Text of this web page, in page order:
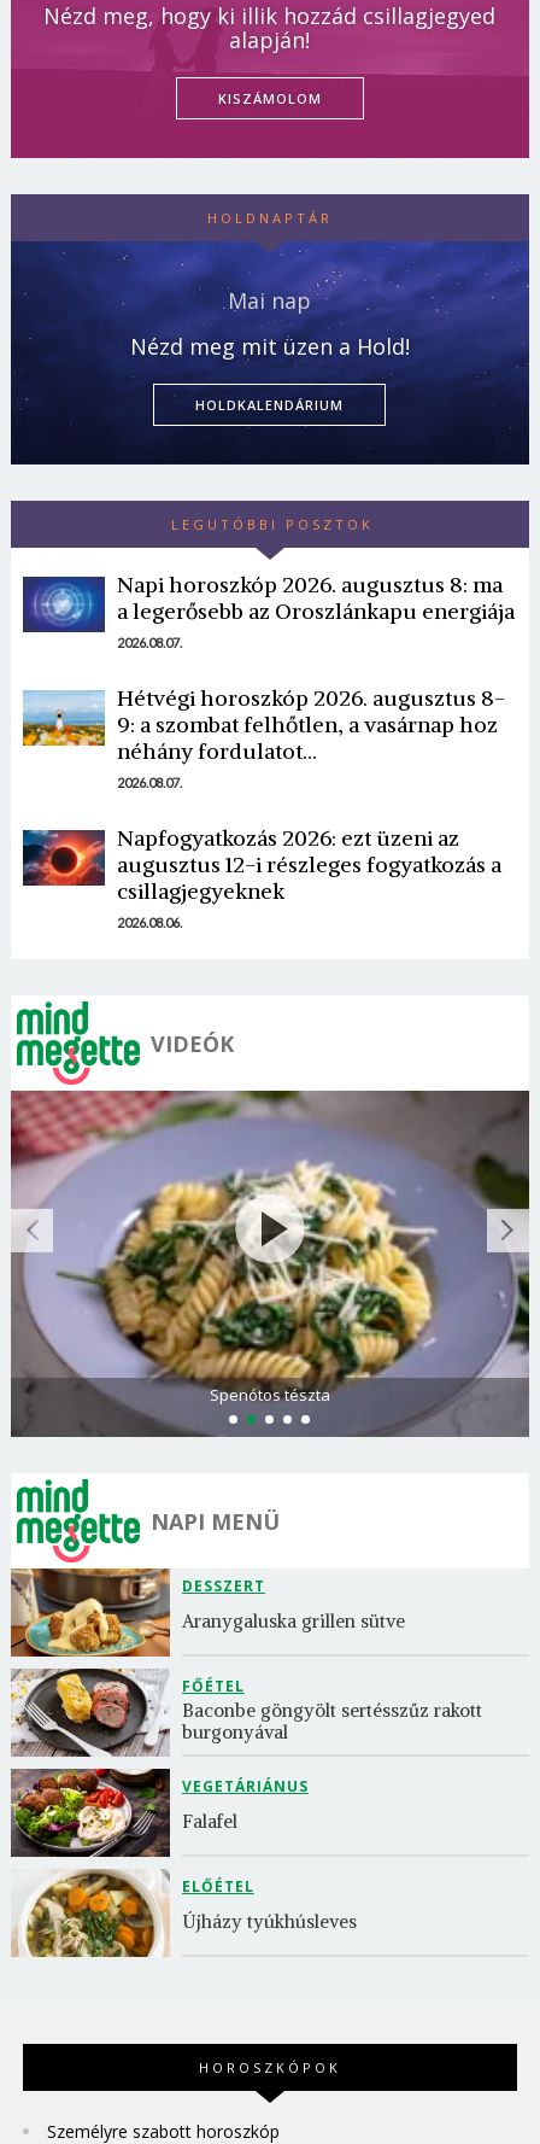
Nézd meg, hogy ki illik hozzád csillagjegyed
alapján!
KISZÁMOLOM
HOLDNAPTÁR
Mai nap
Nézd meg mit üzen a Hold!
HOLDKALENDÁRIUM
LEGUTÓBBI POSZTOK
Napi horoszkóp 2026. augusztus 8: ma
a legerősebb az Oroszlánkapu energiája
2026.08.07.
Hétvégi horoszkóp 2026. augusztus 8-
9: a szombat felhőtlen, a vasárnap hoz
néhány fordulatot…
2026.08.07.
Napfogyatkozás 2026: ezt üzeni az
augusztus 12-i részleges fogyatkozás a
csillagjegyeknek
2026.08.06.
VIDEÓK
Spenótos tészta
NAPI MENÜ
DESSZERT
Aranygaluska grillen sütve
FŐÉTEL
Baconbe göngyölt sertésszűz rakott
burgonyával
VEGETÁRIÁNUS
Falafel
ELŐÉTEL
Újházy tyúkhúsleves
HOROSZKÓPOK
Személyre szabott horoszkóp
Borsonline bejelentkezés
E-mail cím vagy felhasználónév
Jelszó